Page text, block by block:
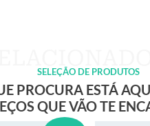
SELEÇÃO DE PRODUTOS
PROCURA ESTÁ
QUE VÃO TE